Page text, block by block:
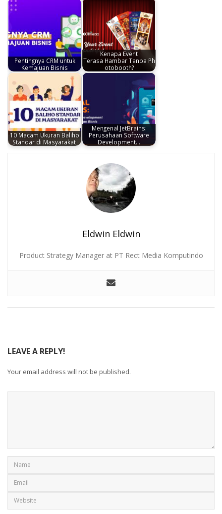
Pentingnya CRM untuk
Kemajuan Bisnis
Kenapa Event
Terasa Hambar Tanpa Ph
otobooth?
10 Macam Ukuran Baliho
Standar di Masyarakat
Mengenal JetBrains:
Perusahaan Software
Development…
Eldwin Eldwin
Product Strategy Manager at PT Rect Media Komputindo
LEAVE A REPLY!
Your email address will not be published.